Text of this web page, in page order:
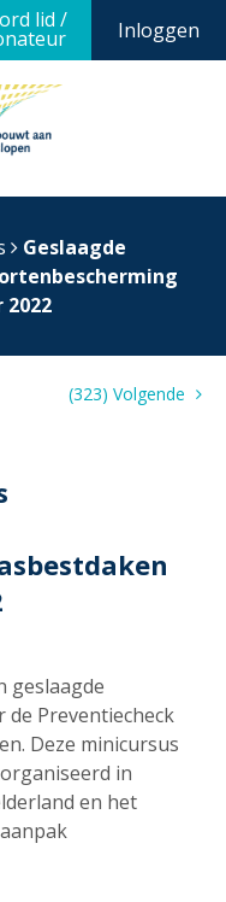
Inloggen
lid /
Geslaagde
(323) Volgende
geslaagde
Preventiecheck
Deze minicursus
in
en het